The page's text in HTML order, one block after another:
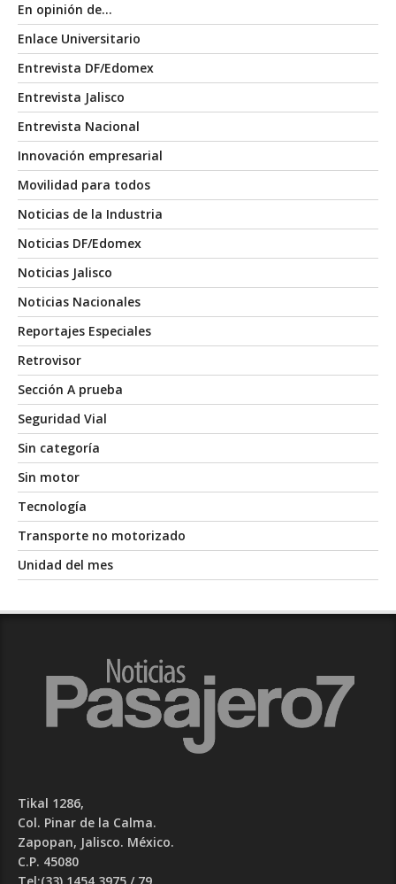
En opinión de…
Enlace Universitario
Entrevista DF/Edomex
Entrevista Jalisco
Entrevista Nacional
Innovación empresarial
Movilidad para todos
Noticias de la Industria
Noticias DF/Edomex
Noticias Jalisco
Noticias Nacionales
Reportajes Especiales
Retrovisor
Sección A prueba
Seguridad Vial
Sin categoría
Sin motor
Tecnología
Transporte no motorizado
Unidad del mes
Tikal 1286,
Col. Pinar de la Calma.​
Zapopan, Jalisco. México.
C.P. 45080​
Tel:(33) 1454 3975 / 79